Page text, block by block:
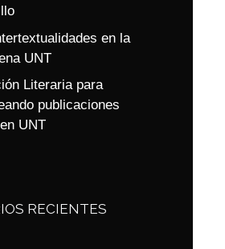
en la
UNT
Literaria para
publicaciones
UNT
RECIENTES